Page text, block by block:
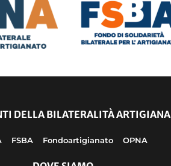
DELLA BILATERALITÀ ARTIGIANA
FSBA Fondoartigianato OPNA